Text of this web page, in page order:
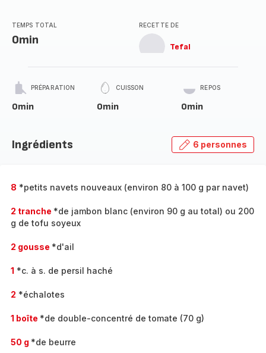
TEMPS TOTAL
0min
RECETTE DE
Tefal
PRÉPARATION
0min
CUISSON
0min
REPOS
0min
Ingrédients 6 personnes
8 *petits navets nouveaux (environ 80 à 100 g par navet)
2 tranche *de jambon blanc (environ 90 g au total) ou 200
g de tofu soyeux
2 gousse *d'ail
1 *c. à s. de persil haché
2 *échalotes
1 boîte *de double-concentré de tomate (70 g)
50 g *de beurre